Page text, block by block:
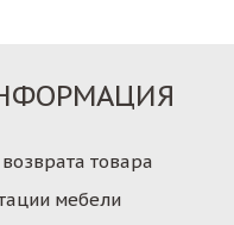
товара
мебели